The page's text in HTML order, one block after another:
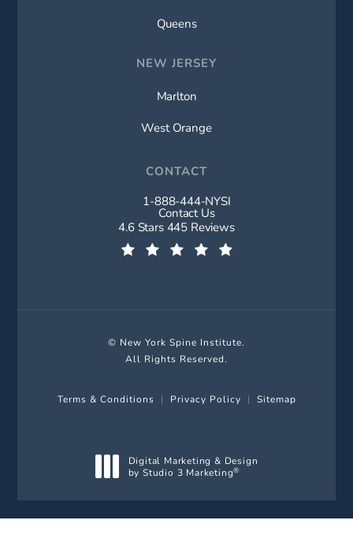
Queens
NEW JERSEY
Marlton
West Orange
CONTACT
Call New York Spine Institute on
1-888-444-NYSI
Contact Us
New York Spine Institute reviews:
4.6 Stars 445 Reviews
© New York Spine Institute.
All Rights Reserved.
Terms & Conditions Privacy Policy Sitemap
Digital Marketing & Design
by Studio 3 Marketing®